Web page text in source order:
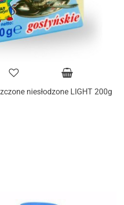
niesłodzone LIGHT 200g